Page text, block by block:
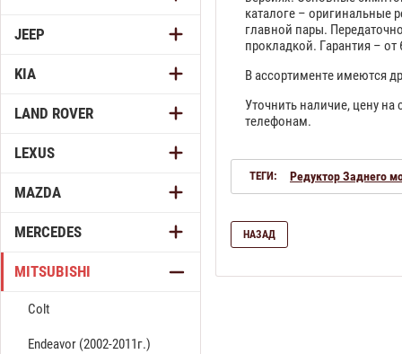
JEEP
KIA
LAND ROVER
LEXUS
MAZDA
MERCEDES
MITSUBISHI
Colt
Endeavor (2002-2011г.)
каталоге – оригинальные
главной пары.
прокладкой. Гарантия –
В ассортименте имеются
Уточнить наличие, цену
телефонам.
ТЕГИ: Редуктор Заднего
НАЗАД